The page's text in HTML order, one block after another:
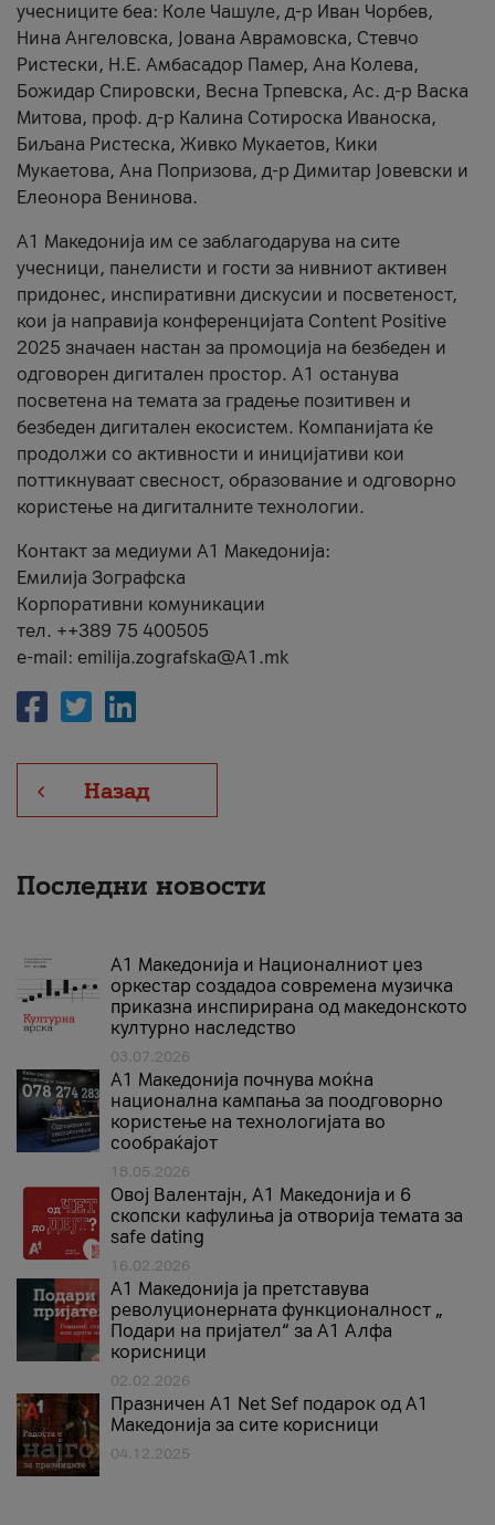
учесниците беа: Коле Чашуле, д-р Иван Чорбев,
Нина Ангеловска, Јована Аврамовска, Стевчо
Ристески, Н.Е. Амбасадор Памер, Ана Колева,
Божидар Спировски, Весна Трпевска, Ас. д-р Васка
Митова, проф. д-р Калина Сотироска Иваноска,
Биљана Ристеска, Живко Мукаетов, Кики
Мукаетова, Ана Попризова, д-р Димитар Јовевски и
Елеонора Венинова.
А1 Македонија им се заблагодарува на сите
учесници, панелисти и гости за нивниот активен
придонес, инспиративни дискусии и посветеност,
кои ја направија конференцијата Content Positive
2025 значаен настан за промоција на безбеден и
одговорен дигитален простор. А1 останува
посветена на темата за градење позитивен и
безбеден дигитален екосистем. Компанијата ќе
продолжи со активности и иницијативи кои
поттикнуваат свесност, образование и одговорно
користење на дигиталните технологии.
Контакт за медиуми А1 Македонија:
Емилија Зографска
Корпоративни комуникации
тел. ++389 75 400505
e-mail: emilija.zografska@A1.mk
Назад
Последни новости
А1 Македонија и Националниот џез
оркестар создадоа современа музичка
приказна инспирирана од македонското
културно наследство
03.07.2026
A1 Македонија почнува моќна
национална кампања за поодговорно
користење на технологијата во
сообраќајот
18.05.2026
Овој Валентајн, A1 Македонија и 6
скопски кафулиња ја отворија темата за
safe dating
16.02.2026
А1 Македонија ја претставува
револуционерната функционалност „
Подари на пријател“ за А1 Алфа
корисници
02.02.2026
Празничен A1 Net Sеf подарок од А1
Македонија за сите корисници
04.12.2025